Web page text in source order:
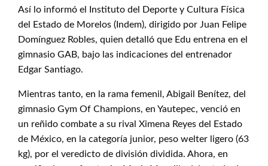
Así lo informó el Instituto del Deporte y Cultura Física
del Estado de Morelos (Indem), dirigido por Juan Felipe
Domínguez Robles, quien detalló que Edu entrena en el
gimnasio GAB, bajo las indicaciones del entrenador
Edgar Santiago.
Mientras tanto, en la rama femenil, Abigail Benítez, del
gimnasio Gym Of Champions, en Yautepec, venció en
un reñido combate a su rival Ximena Reyes del Estado
de México, en la categoría junior, peso welter ligero (63
kg), por el veredicto de división dividida. Ahora, en